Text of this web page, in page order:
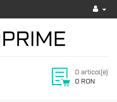
0 articol(e)
0 RON